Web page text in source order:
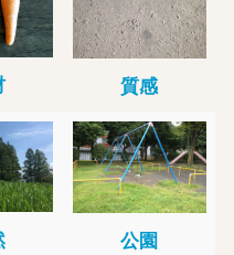
質感
公園